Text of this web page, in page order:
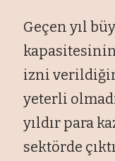
Geçen yıl
izni
yeterli
yıldır para
sektörde